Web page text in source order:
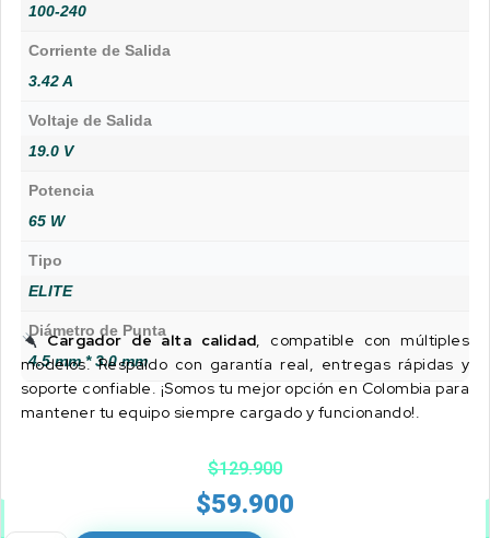
100-240
Corriente de Salida
3.42 A
Voltaje de Salida
19.0 V
Potencia
65 W
Tipo
ELITE
Diámetro de Punta
4.5 mm * 3.0 mm
Cargador de alta calidad, compatible con múltiples
modelos. Respaldo con garantía real, entregas rápidas y
soporte confiable. ¡Somos tu mejor opción en Colombia para
mantener tu equipo siempre cargado y funcionando!.
$129.900
$59.900